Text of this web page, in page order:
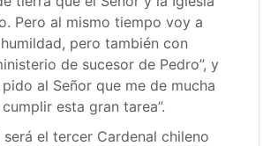
Pero al mismo tiempo voy a
pero también con
de sucesor de Pedro”, y
al Señor que me de mucha
esta gran tarea”.
el tercer Cardenal chileno